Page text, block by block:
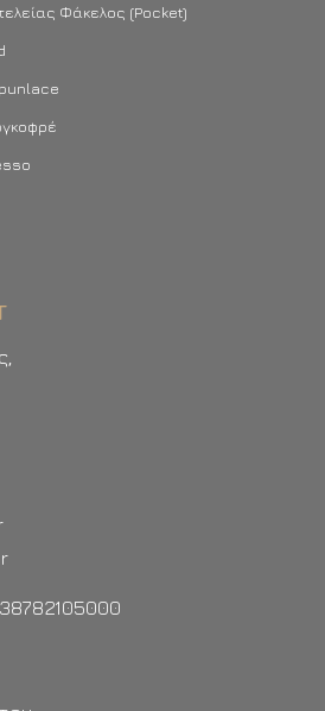
Φάκελος (Pocket)